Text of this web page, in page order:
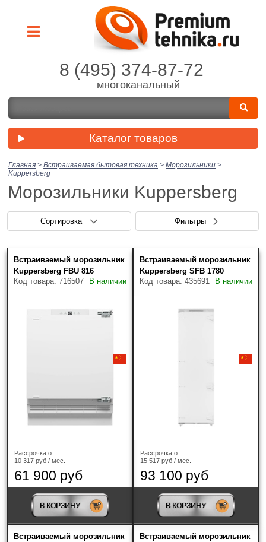
8 (495) 374-87-72
многоканальный
Каталог товаров
Главная > Встраиваемая бытовая техника > Морозильники >
Kuppersberg
Морозильники Kuppersberg
Сортировка Фильтры
Скрыть фильтры Нет выбранных товаров
Цена (руб.)
Производитель ?
Kuppersberg
Тип морозильника
Шкаф(5)
Встраиваемый морозильник
Kuppersberg FBU 816
Код товара: 716507
В наличии
Рассрочка от
10 317 руб / мес.
61 900 руб
В КОРЗИНУ
Встраиваемый морозильник
Kuppersberg SFB 1780
Код товара: 435691
В наличии
Рассрочка от
15 517 руб / мес.
93 100 руб
В КОРЗИНУ
Встраиваемый морозильник
Встраиваемый морозильник